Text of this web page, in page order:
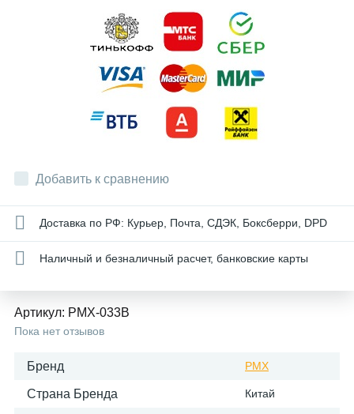
Добавить к сравнению
Доставка по РФ: Курьер, Почта, СДЭК, Боксберри, DPD
Наличный и безналичный расчет, банковские карты
Артикул: PMX-033B
Пока нет отзывов
Бренд PMX
Страна Бренда Китай